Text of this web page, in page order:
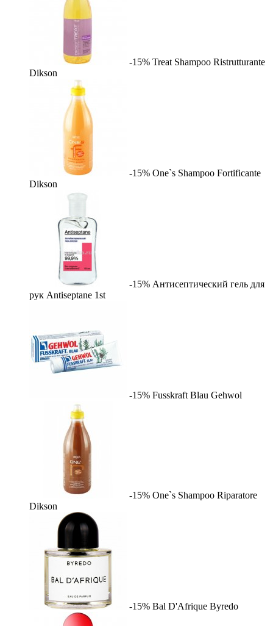
-15% Treat Shampoo Ristrutturante
Dikson
-15% One`s Shampoo Fortificante
Dikson
-15% Антисептический гель для
рук Antiseptane 1st
-15% Fusskraft Blau Gehwol
-15% One`s Shampoo Riparatore
Dikson
-15% Bal D'Afrique Byredo